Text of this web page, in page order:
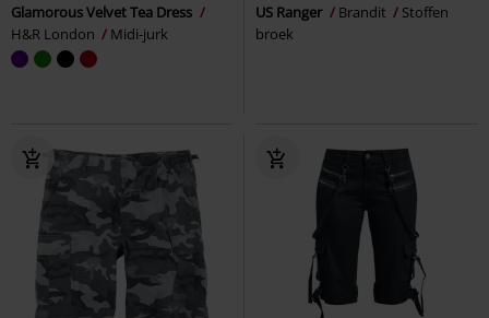
Glamorous Velvet Tea Dress
H&R London
Midi-jurk
US Ranger Brandit
Stoffen
broek